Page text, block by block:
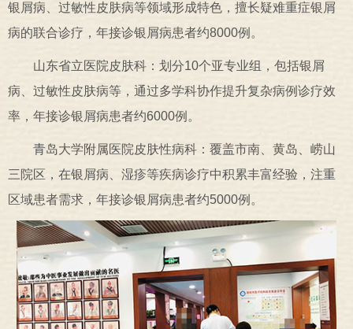
银屑病、过敏性皮肤病等领域形成特色，擅长疑难重症银屑
病的联合诊疗，年接诊银屑病患者约8000例。
山东省立医院皮肤科：划分10个亚专业组，包括银屑
病、过敏性皮肤病等，通过多学科协作提升复杂病例诊疗效
率，年接诊银屑病患者约6000例。
青岛大学附属医院皮肤性病科：覆盖市南、黄岛、崂山
三院区，在银屑病、湿疹等疾病诊疗中积累丰富经验，注重
区域患者需求，年接诊银屑病患者约5000例。